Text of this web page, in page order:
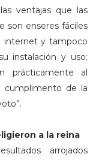
ventajas que las
son enseres fáciles
internet y tampoco
instalación y uso;
prácticamente al
cumplimento de la
a la reina
arrojados